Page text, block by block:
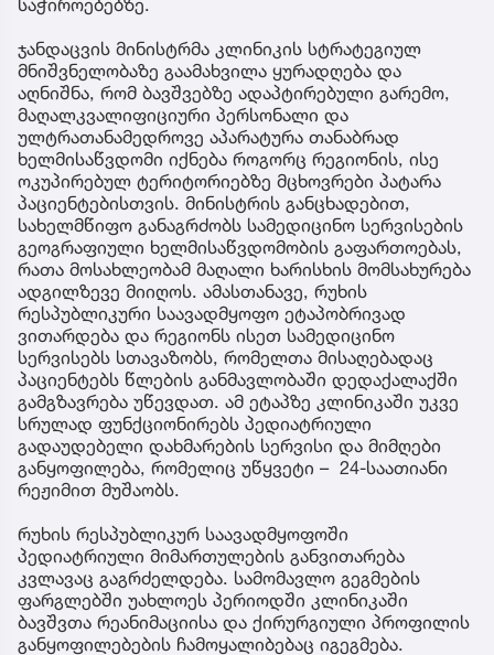
საჭიროებებზე.
ჯანდაცვის მინისტრმა კლინიკის სტრატეგიულ
მნიშვნელობაზე გაამახვილა ყურადღება და
აღნიშნა, რომ ბავშვებზე ადაპტირებული გარემო,
მაღალკვალიფიციური პერსონალი და
ულტრათანამედროვე აპარატურა თანაბრად
ხელმისაწვდომი იქნება როგორც რეგიონის, ისე
ოკუპირებულ ტერიტორიებზე მცხოვრები პატარა
პაციენტებისთვის. მინისტრის განცხადებით,
სახელმწიფო განაგრძობს სამედიცინო სერვისების
გეოგრაფიული ხელმისაწვდომობის გაფართოებას,
რათა მოსახლეობამ მაღალი ხარისხის მომსახურება
ადგილზევე მიიღოს. ამასთანავე, რუხის
რესპუბლიკური საავადმყოფო ეტაპობრივად
ვითარდება და რეგიონს ისეთ სამედიცინო
სერვისებს სთავაზობს, რომელთა მისაღებადაც
პაციენტებს წლების განმავლობაში დედაქალაქში
გამგზავრება უწევდათ. ამ ეტაპზე კლინიკაში უკვე
სრულად ფუნქციონირებს პედიატრიული
გადაუდებელი დახმარების სერვისი და მიმღები
განყოფილება, რომელიც უწყვეტი – 24-საათიანი
რეჟიმით მუშაობს.
რუხის რესპუბლიკურ საავადმყოფოში
პედიატრიული მიმართულების განვითარება
კვლავაც გაგრძელდება. სამომავლო გეგმების
ფარგლებში უახლოეს პერიოდში კლინიკაში
ბავშვთა რეანიმაციისა და ქირურგიული პროფილის
განყოფილებების ჩამოყალიბებაც იგეგმება.